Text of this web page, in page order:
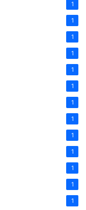
1
1
1
1
1
1
1
1
1
1
1
1
1